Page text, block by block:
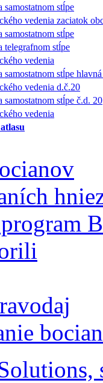
samostatnom stĺpe
vedenia zaciatok
samostatnom stĺpe
telegrafnom stĺpe
vedenia
samostatnom stĺpe
vedenia d.č.20
samostatnom stĺpe č.d. 20
vedenia